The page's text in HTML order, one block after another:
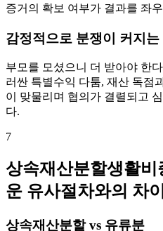
증거의 확보 여부가 결과를 좌
감정적으로 분쟁이 커지는
부모를 모셨으니 더 받아야 한
러싼 특별수익 다툼, 재산 독점
이 맞물리며 협의가 결렬되고
다.
7
상속재산분할생활비
운 유사절차와의 차
상속재산분할 vs 유류분